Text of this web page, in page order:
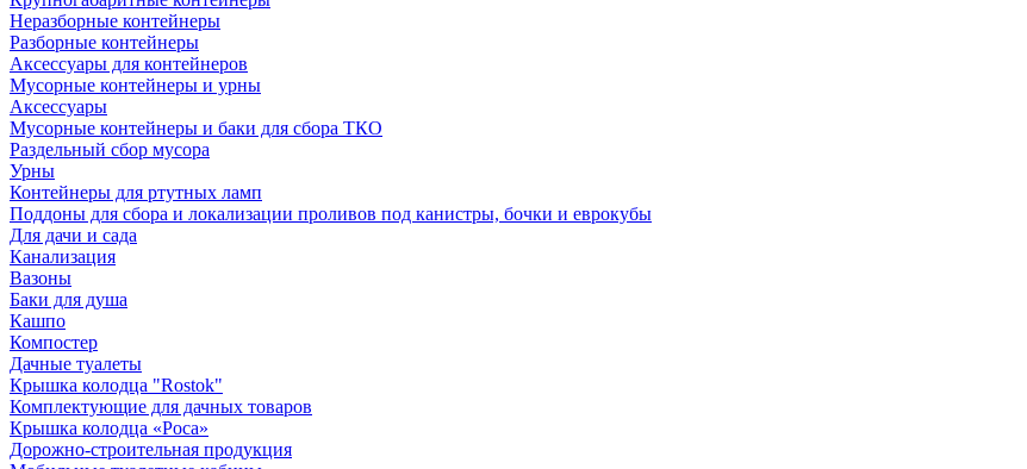
Неразборные контейнеры
Разборные контейнеры
Аксессуары для контейнеров
Мусорные контейнеры и урны
Аксессуары
Мусорные контейнеры и баки для сбора ТКО
Раздельный сбор мусора
Урны
Контейнеры для ртутных ламп
Поддоны для сбора и локализации проливов под канистры, бочки и еврокубы
Для дачи и сада
Канализация
Вазоны
Баки для душа
Кашпо
Компостер
Дачные туалеты
Крышка колодца "Rostok"
Комплектующие для дачных товаров
Крышка колодца «Роса»
Дорожно-строительная продукция